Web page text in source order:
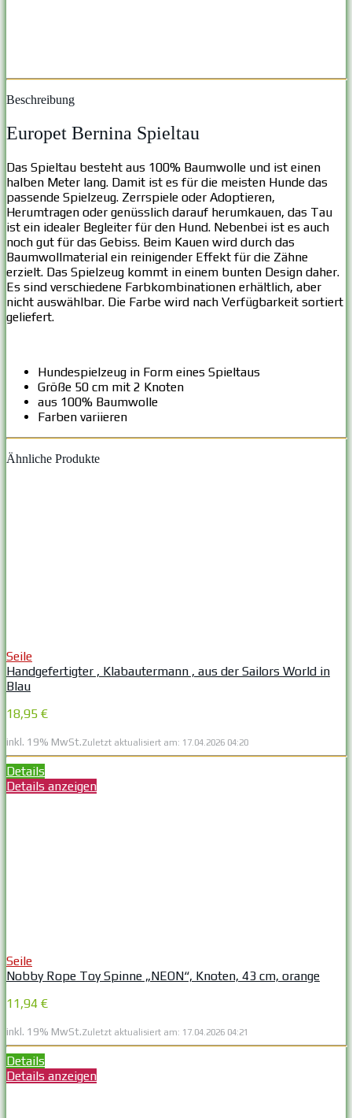
Beschreibung
Europet Bernina Spieltau
Das Spieltau besteht aus 100% Baumwolle und ist einen
halben Meter lang. Damit ist es für die meisten Hunde das
passende Spielzeug. Zerrspiele oder Adoptieren,
Herumtragen oder genüsslich darauf herumkauen, das Tau
ist ein idealer Begleiter für den Hund. Nebenbei ist es auch
noch gut für das Gebiss. Beim Kauen wird durch das
Baumwollmaterial ein reinigender Effekt für die Zähne
erzielt. Das Spielzeug kommt in einem bunten Design daher.
Es sind verschiedene Farbkombinationen erhältlich, aber
nicht auswählbar. Die Farbe wird nach Verfügbarkeit sortiert
geliefert.
Hundespielzeug in Form eines Spieltaus
Größe 50 cm mit 2 Knoten
aus 100% Baumwolle
Farben variieren
Ähnliche Produkte
Seile
Handgefertigter ‚ Klabautermann ‚ aus der Sailors World in
Blau
18,95 €
inkl. 19% MwSt.Zuletzt aktualisiert am: 17.04.2026 04:20
Details
Details anzeigen
Seile
Nobby Rope Toy Spinne „NEON“, Knoten, 43 cm, orange
11,94 €
inkl. 19% MwSt.Zuletzt aktualisiert am: 17.04.2026 04:21
Details
Details anzeigen